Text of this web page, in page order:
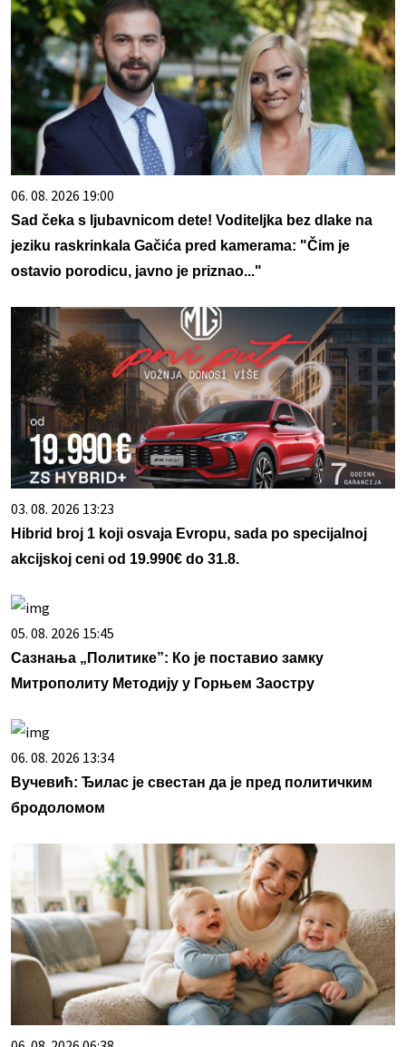
06. 08. 2026 19:00
Sad čeka s ljubavnicom dete! Voditeljka bez dlake na
jeziku raskrinkala Gačića pred kamerama: "Čim je
ostavio porodicu, javno je priznao..."
03. 08. 2026 13:23
Hibrid broj 1 koji osvaja Evropu, sada po specijalnoj
akcijskoj ceni od 19.990€ do 31.8.
05. 08. 2026 15:45
Сазнања „Политике”: Ко је поставио замку
Митрополиту Методију у Горњем Заостру
06. 08. 2026 13:34
Вучевић: Ђилас је свестан да је пред политичким
бродоломом